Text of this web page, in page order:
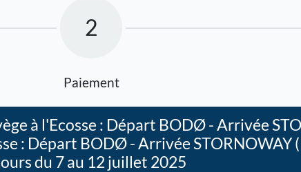
2
Paiement
à l'Ecosse : Départ BODØ - Arrivée
: Départ BODØ - Arrivée STORNOWAY
du 7 au 12 juillet 2025